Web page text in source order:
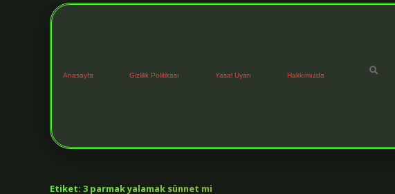
Anasayfa Gizlilik Politikası Yasal Uyarı Hakkımızda
Etiket: 3 parmak yalamak sünnet mi